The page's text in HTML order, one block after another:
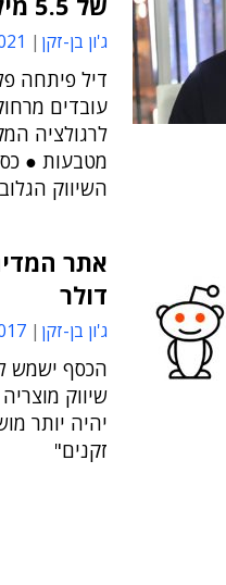
ג'ון בן-זקן
דיל פיתחה
עובדים
מטבעות ●
השיווק
דולר
ג'ון בן-זקן
הכסף ישמש
שיווק
יהיה יותר
זקנים"